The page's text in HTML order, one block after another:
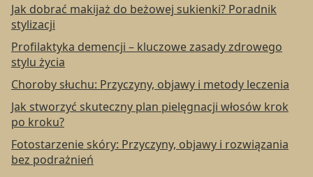
Jak dobrać makijaż do beżowej sukienki? Poradnik
stylizacji
Profilaktyka demencji – kluczowe zasady zdrowego
stylu życia
Choroby słuchu: Przyczyny, objawy i metody leczenia
Jak stworzyć skuteczny plan pielęgnacji włosów krok
po kroku?
Fotostarzenie skóry: Przyczyny, objawy i rozwiązania
bez podrażnień